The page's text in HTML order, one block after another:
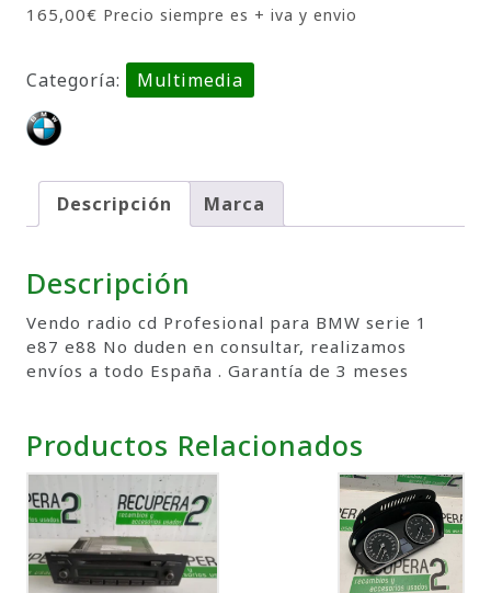
165,00€ Precio siempre es + iva y envio
Categoría: Multimedia
Descripción Marca
Descripción
Vendo radio cd Profesional para BMW serie 1
e87 e88 No duden en consultar, realizamos
envíos a todo España . Garantía de 3 meses
Productos Relacionados